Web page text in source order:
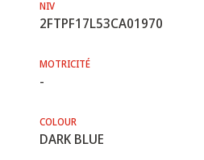
NIV
2FTPF17L53CA01970
MOTRICITÉ
-
COLOUR
DARK BLUE